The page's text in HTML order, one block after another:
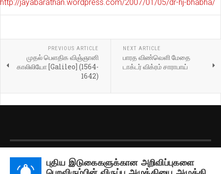
http://jayabarathan.wordpress.com/2007/01/05/dr-hj-bhabha/
PREVIOUS ARTICLE
முதல் பெளதிக விஞ்ஞானி
காலிலியோ [Galileo] (1564-
1642)
NEXT ARTICLE
பாரத விண்வெளி மேதை
டாக்டர் விக்ரம் சாராபாய்
பதிப்புரிமை © 2026 தமிழரங்கம். அனைத்து உரிமைகளும் கையிருப்பில் கொண்டது.
Designed by
JoomlArt.com.
புதிய இடுகைகளுக்கான அறிவிப்புகளை